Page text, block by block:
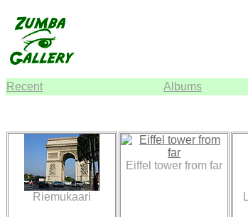
Recent Albums
Riemukaari
Eiffel tower from far